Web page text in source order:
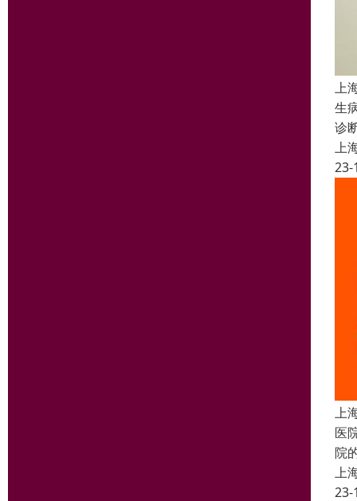
上
生
诊
上
23-
上
医
院
上
23-